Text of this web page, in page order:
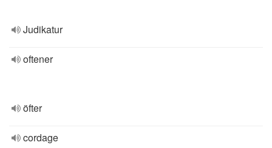
Judikatur
oftener
öfter
cordage